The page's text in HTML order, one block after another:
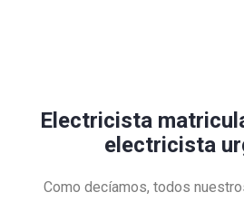
Electricista
electricista
Como decíamos, todos